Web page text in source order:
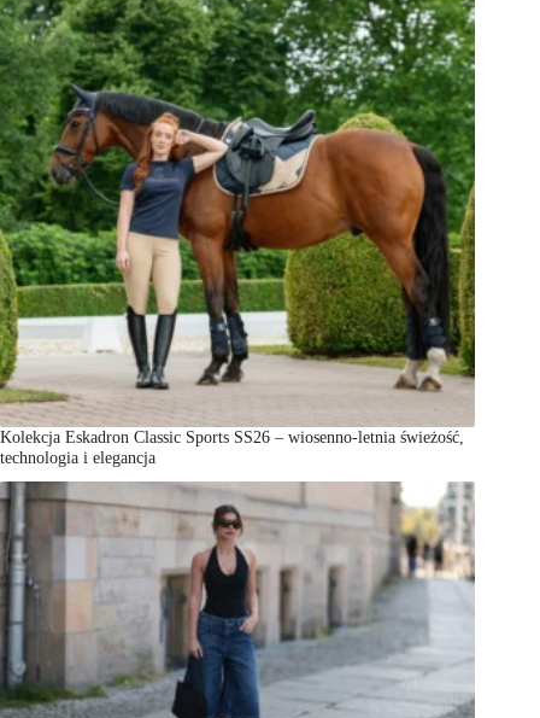
Kolekcja Eskadron Classic Sports SS26 – wiosenno-letnia świeżość,
technologia i elegancja